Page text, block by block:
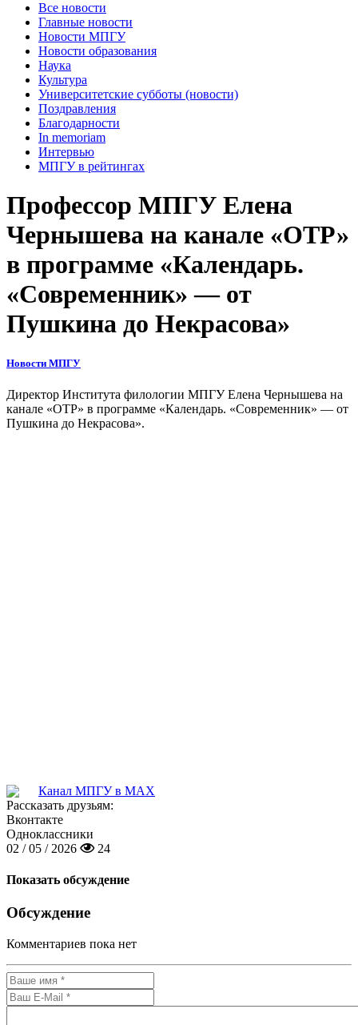
Все новости
Главные новости
Новости МПГУ
Новости образования
Наука
Культура
Университетские субботы (новости)
Поздравления
Благодарности
In memoriam
Интервью
МПГУ в рейтингах
Профессор МПГУ Елена
Чернышева на канале «ОТР»
в программе «Календарь.
«Современник» — от
Пушкина до Некрасова»
Новости МПГУ
Директор Института филологии МПГУ Елена Чернышева на
канале «ОТР» в программе «Календарь. «Современник» — от
Пушкина до Некрасова».
Канал МПГУ в MAX
Рассказать друзьям:
Вконтакте
Одноклассники
02 / 05 / 2026
24
Показать обсуждение
Обсуждение
Комментариев пока нет